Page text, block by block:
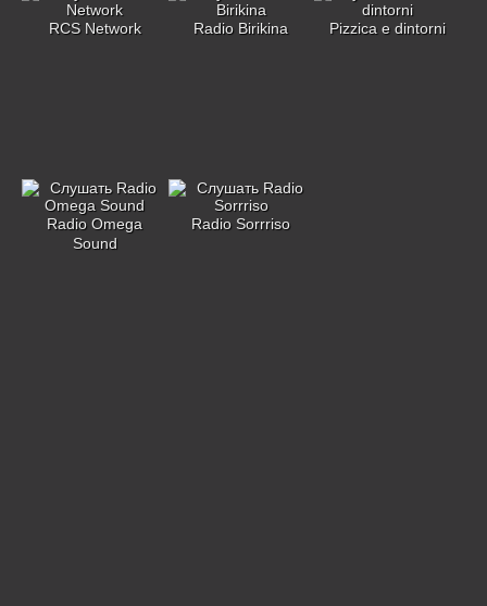
RCS Network Radio Birikina Pizzica e dintorni
Radio Omega
Sound
Radio Sorrriso